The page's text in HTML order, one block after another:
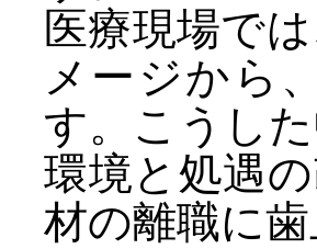
医療現場で
メージから
す。こうし
環境と処遇
材の離職に